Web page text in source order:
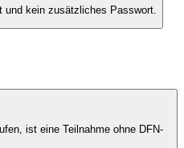
kein zusätzliches Passwort.
ist eine Teilnahme ohne DFN-